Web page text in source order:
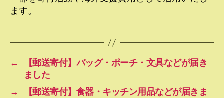
ます。
←
【郵送寄付】バッグ・ポーチ・文具などが届き
ました
→
【郵送寄付】食器・キッチン用品などが届きま